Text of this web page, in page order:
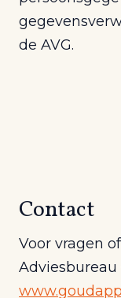
de AVG.
Contact
Voor vragen
Adviesbureau